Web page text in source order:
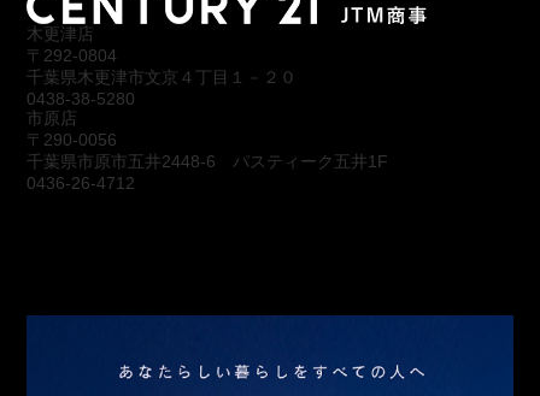
木更津店
〒292-0804
千葉県木更津市文京４丁目１－２０
0438-38-5280
市原店
〒290-0056
千葉県市原市五井2448-6 パスティーク五井1F
0436-26-4712